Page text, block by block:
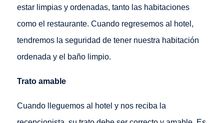
estar limpias y ordenadas, tanto las habitaciones
como el restaurante. Cuando regresemos al hotel,
tendremos la seguridad de tener nuestra habitación
ordenada y el baño limpio.
Trato amable
Cuando lleguemos al hotel y nos reciba la